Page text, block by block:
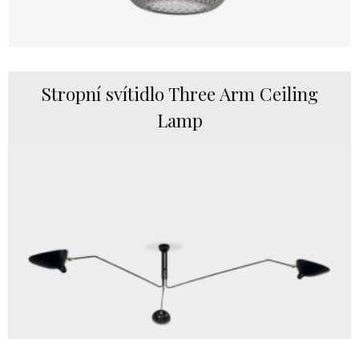
Stropní svítidlo Three Arm Ceiling
Lamp